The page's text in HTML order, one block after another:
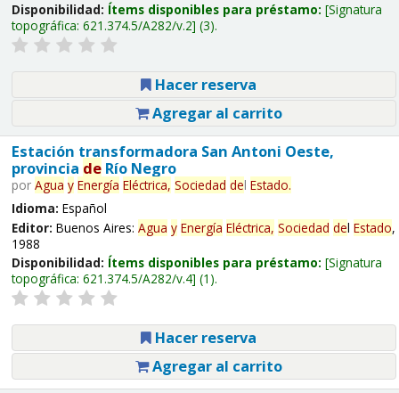
Disponibilidad: Ítems disponibles para préstamo: Signatura
topográfica: 621.374.5/A282/v.2 (3).
Hacer reserva
Agregar al carrito
Estación transformadora San Antoni Oeste,
provincia deRío Negro
por Agua y Energía Eléctrica, Sociedad del Estado.
Idioma: Español
Editor: Buenos Aires: Agua y Energía Eléctrica, Sociedad del Estado,
1988
Disponibilidad: Ítems disponibles para préstamo: Signatura
topográfica: 621.374.5/A282/v.4 (1).
Hacer reserva
Agregar al carrito